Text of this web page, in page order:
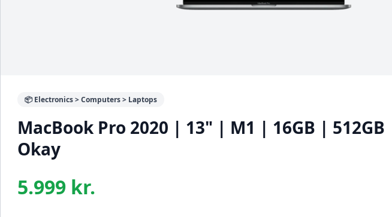
📦 Electronics > Computers > Laptops
MacBook Pro 2020 | 13" | M1 | 16GB | 512GB
Okay
5.999 kr.